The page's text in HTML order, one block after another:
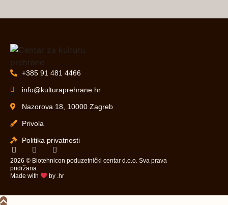
+385 91 481 4466
info@kulturaprehrane.hr
Nazorova 18, 10000 Zagreb
Privola
Politika privatnosti
2026 © Biotehnicon poduzetnički centar d.o.o. Sva prava
pridržana.
Made with
by .hr